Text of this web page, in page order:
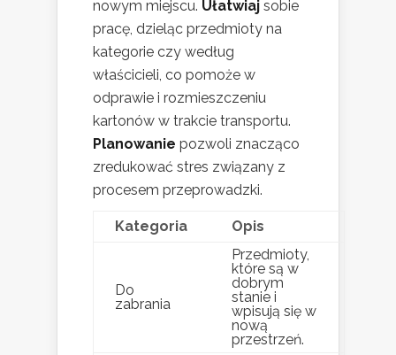
nowym miejscu. Ułatwiaj sobie
pracę, dzieląc przedmioty na
kategorie czy według
właścicieli, co pomoże w
odprawie i rozmieszczeniu
kartonów w trakcie transportu.
Planowanie pozwoli znacząco
zredukować stres związany z
procesem przeprowadzki.
Kategoria Opis
Do
zabrania
Przedmioty,
które są w
dobrym
stanie i
wpisują się w
nową
przestrzeń.